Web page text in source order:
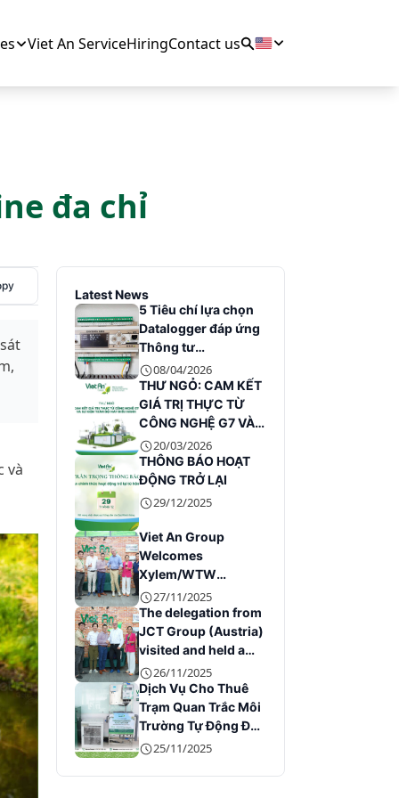
Viet An ServiceHiringContact us
đa chỉ
và
Latest News
5 Tiêu chí lựa chọn
Datalogger đáp ứng
Thông tư
10/2021/TT-BTNMT
08/04/2026
THƯ NGỎ: CAM KẾT
GIÁ TRỊ THỰC TỪ
CÔNG NGHỆ G7 VÀ
SỰ KIỆN TOÀN BỘ
MÁY ĐIỀU HÀNH
20/03/2026
THÔNG BÁO HOẠT
ĐỘNG TRỞ LẠI
29/12/2025
Viet An Group
Welcomes
Xylem/WTW
Leadership at Its
Headquarters
27/11/2025
The delegation from
JCT Group (Austria)
visited and held a
working session
with Viet An Group
26/11/2025
Dịch Vụ Cho Thuê
Trạm Quan Trắc Môi
Trường Tự Động Đáp
Ứng Quy Định Hiện
25/11/2025